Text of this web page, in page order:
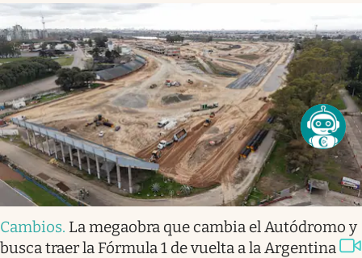
Cambios. La megaobra que cambia el Autódromo y
busca traer la Fórmula 1 de vuelta a la Argentina